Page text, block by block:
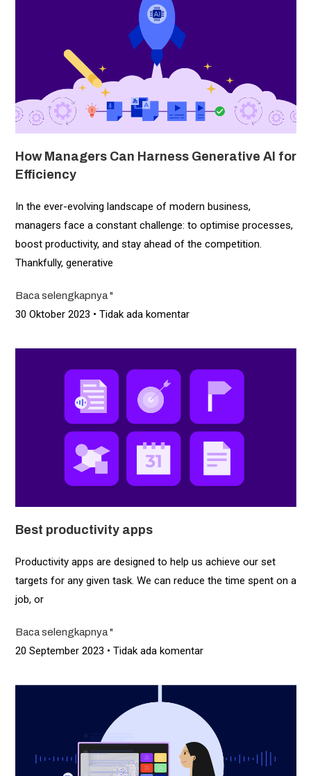
How Managers Can Harness Generative AI for
Efficiency
In the ever-evolving landscape of modern business,
managers face a constant challenge: to optimise processes,
boost productivity, and stay ahead of the competition.
Thankfully, generative
Baca selengkapnya "
30 Oktober 2023 Tidak ada komentar
Best productivity apps
Productivity apps are designed to help us achieve our set
targets for any given task. We can reduce the time spent on a
job, or
Baca selengkapnya "
20 September 2023 Tidak ada komentar